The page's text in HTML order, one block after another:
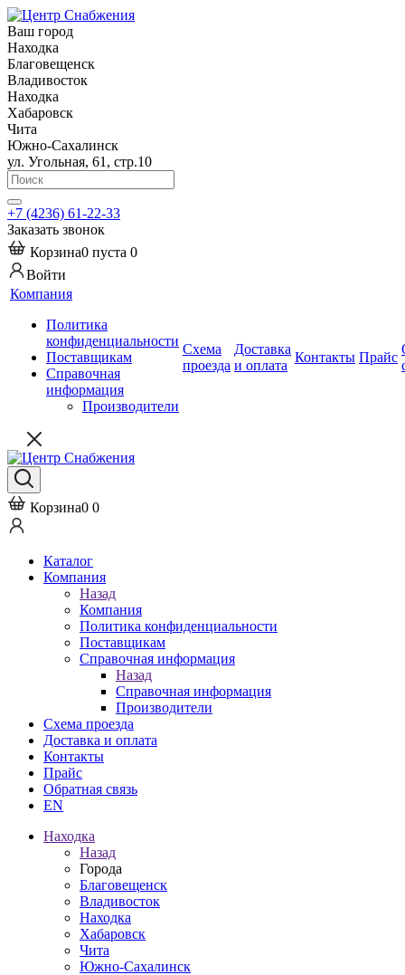
Ваш город
Находка
Благовещенск
Владивосток
Находка
Хабаровск
Чита
Южно-Сахалинск
ул. Угольная, 61, стр.10
+7 (4236) 61-22-33
Заказать звонок
Корзина0 пуста 0
Войти
Компания
Политика
конфиденциальности
Поставщикам
Справочная
информация
Производители
Схема
проезда
Доставка
и оплата
Контакты Прайс
Корзина0 0
Каталог
Компания
Назад
Компания
Политика конфиденциальности
Поставщикам
Справочная информация
Назад
Справочная информация
Производители
Схема проезда
Доставка и оплата
Контакты
Прайс
Обратная связь
EN
Находка
Назад
Города
Благовещенск
Владивосток
Находка
Хабаровск
Чита
Южно-Сахалинск